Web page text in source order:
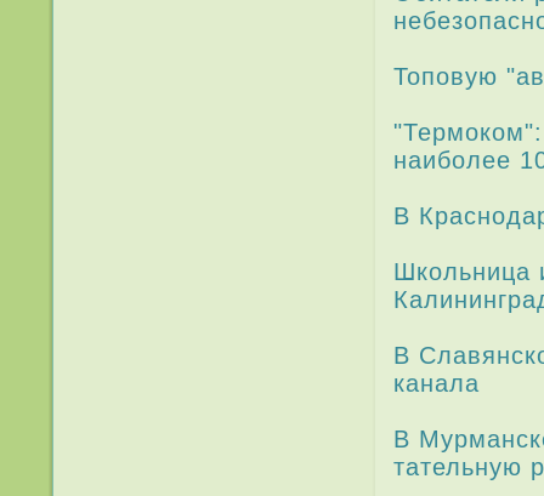
Топовую
наиболе­е
В
Школьница
В
канала
В
тательную